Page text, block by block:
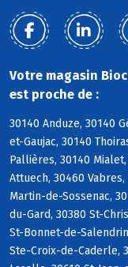
Votre magasin
est proche de :
30140 Anduze, 30140
et-Gaujac, 30140
Pallières, 30140
Attuech, 30460
Martin-de-Sossenac,
du-Gard, 30380 St-
St-Bonnet-de-
Ste-Croix-de-Caderle,